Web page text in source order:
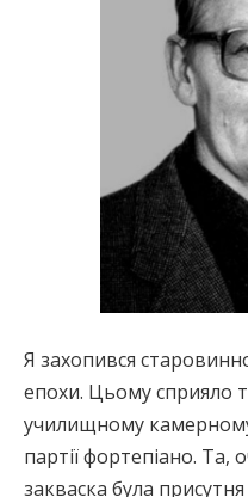
Я захопився
епохи. Цьому сприяло
училищному
партії фортепіано.
закваска була